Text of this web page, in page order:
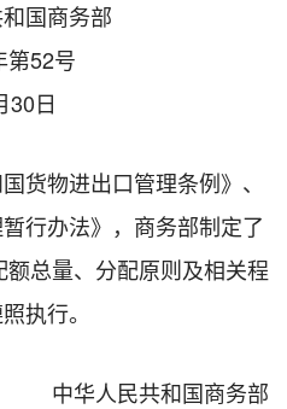
国商务部
第52号
30日
货物进出口管理条例》、
行办法》，商务部制定了
额总量、分配原则及相关程
执行。
中华人民共和国商务部